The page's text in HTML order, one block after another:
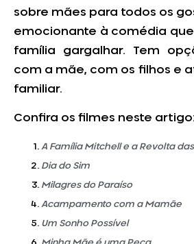
sobre mães para todos os
emocionante à comédia
família gargalhar. Tem
com a mãe, com os filhos e
familiar.
Confira os filmes neste artigo:
A Família Mitchell e a Revolta
Dia do Sim
Milagres do Paraíso
Acampamento com a Mamãe
Um Sonho Possível